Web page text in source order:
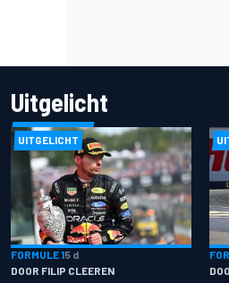
Uitgelicht
UITGELICHT
FORMULE 15 d
DOOR FILIP CLEEREN